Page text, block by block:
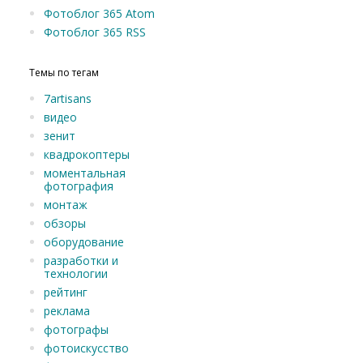
Фотоблог 365 Atom
Фотоблог 365 RSS
Темы по тегам
7artisans
видео
зенит
квадрокоптеры
моментальная
фотография
монтаж
обзоры
оборудование
разработки и
технологии
рейтинг
реклама
фотографы
фотоискусство